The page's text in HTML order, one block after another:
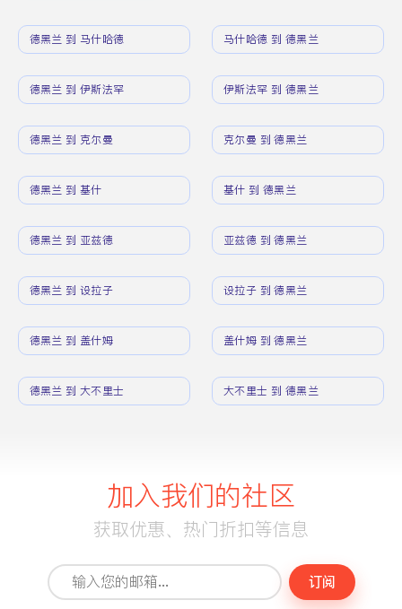
德黑兰 到 马什哈德 马什哈德 到 德黑兰
德黑兰 到 伊斯法罕 伊斯法罕 到 德黑兰
德黑兰 到 克尔曼 克尔曼 到 德黑兰
德黑兰 到 基什 基什 到 德黑兰
德黑兰 到 亚兹德 亚兹德 到 德黑兰
德黑兰 到 设拉子 设拉子 到 德黑兰
德黑兰 到 盖什姆 盖什姆 到 德黑兰
德黑兰 到 大不里士 大不里士 到 德黑兰
加入我们的社区
获取优惠、热门折扣等信息
订阅